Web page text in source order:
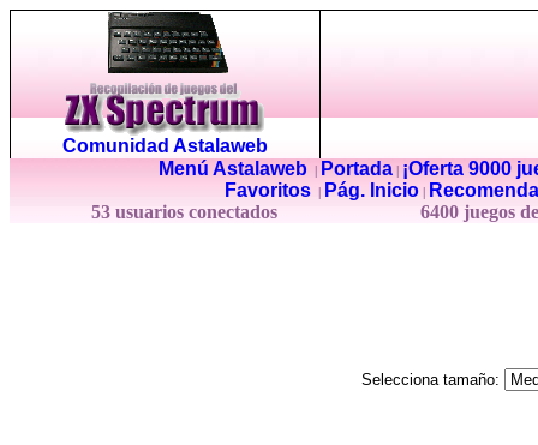
Comunidad Astalaweb
Menú Astalaweb| Portada|
¡Oferta 9000
Favoritos
Pág. Inicio
53 usuarios conectados
6400 juegos
Selecciona tamaño: